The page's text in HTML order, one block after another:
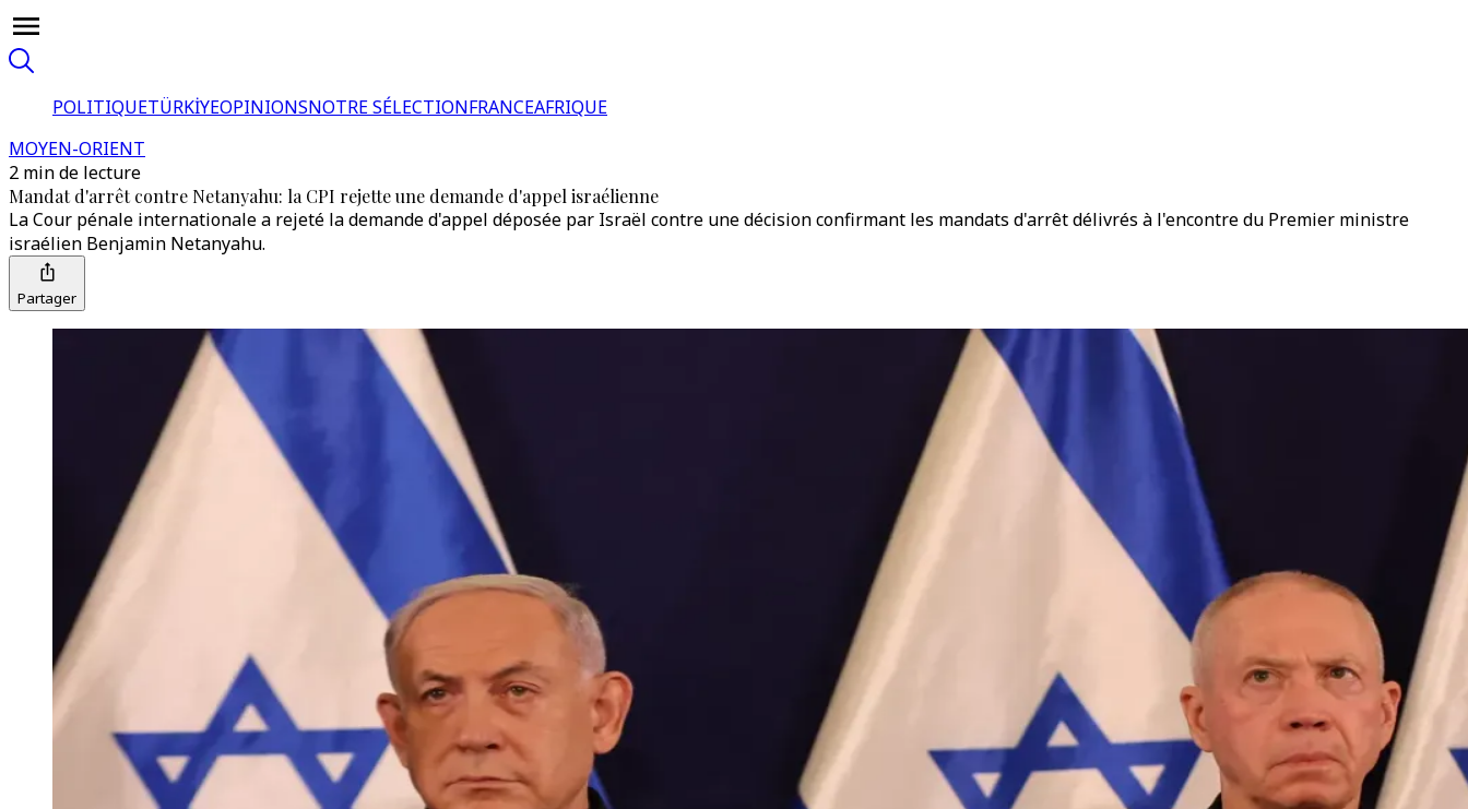
POLITIQUETÜRKİYEOPINIONSNOTRE SÉLECTIONFRANCEAFRIQUE
MOYEN-ORIENT
2 min de lecture
Mandat d'arrêt contre Netanyahu: la CPI rejette une demande d'appel israélienne
La Cour pénale internationale a rejeté la demande d'appel déposée par Israël contre une décision confirmant les mandats d'arrêt délivrés à l'encontre du Premier ministre
israélien Benjamin Netanyahu.
Partager